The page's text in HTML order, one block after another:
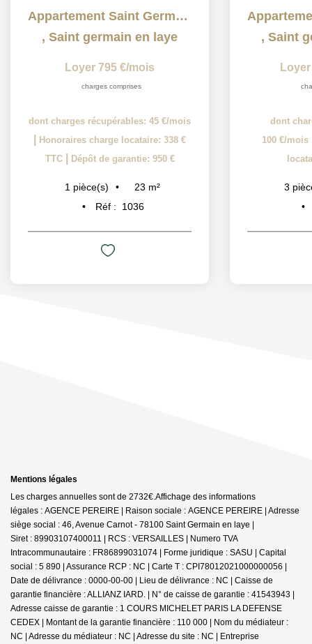
Appartement Saint Germain En Laye 1 pièce(s) 22m2
, Saint germain en laye
Loyer 795 €/mois
charges comprises
dont charges récupérables: 45 €/mois
Honoraires charge locataire: 338 €
TTC
Dépôt de garantie: 950 €
1 pièce(s) 23 m²
Réf :
1036
, Saint
dont
100 €/mois
3
Mentions légales
Les charges annuelles sont de 2732€.Affichage des informations
légales : AGENCE PEREIRE | Raison sociale : AGENCE PEREIRE | Adresse
siège social : 46, Avenue Carnot - 78100 Saint Germain en laye |
Siret : 89903107400011 | RCS : VERSAILLES | Numero TVA
Intracommunautaire : FR86899031074 | Forme juridique : SASU | Capital
social : 5 890 | Assurance RCP : NC | Carte T : CPI78012021000000056 |
Date de délivrance : 0000-00-00 | Lieu de délivrance : NC | Caisse de
garantie financière : ALLIANZ IARD. | N° de caisse de garantie : 41543943 |
Adresse caisse de garantie : 1 COURS MICHELET PARIS LA DEFENSE
CEDEX | Montant de la garantie financière : 110 000 | Nom du médiateur :
NC | Adresse du médiateur : NC | Adresse du site : NC | Entreprise